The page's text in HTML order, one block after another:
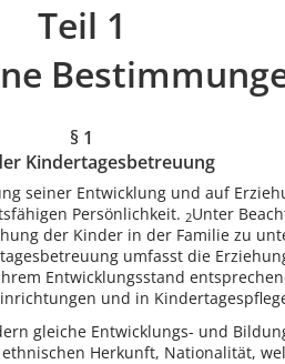
Teil 1
§ 1
Kindertagesbetreuung
seiner Entwicklung und auf
Persönlichkeit. 2Unter
der Kinder in der Familie zu
umfasst die
Entwicklungsstand
und in
gleiche Entwicklungs- und
Herkunft, Nationalität,